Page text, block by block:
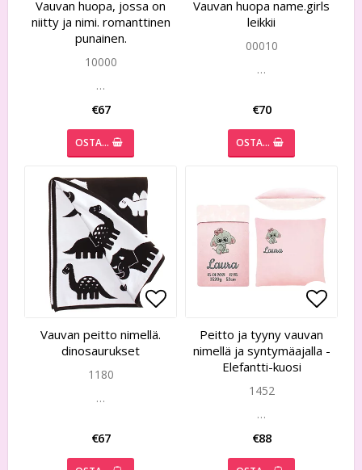
Vauvan huopa, jossa on
niitty ja nimi. romanttinen
punainen.
10000
…
€67
OSTA…
Vauvan huopa name.girls
leikkii
00010
…
€70
OSTA…
Add to list of favorites
Add to list of favorites
Vauvan peitto nimellä.
dinosaurukset
1180
…
€67
Add
Add
Peitto ja tyyny vauvan
nimellä ja syntymäajalla -
Elefantti-kuosi
1452
…
€88